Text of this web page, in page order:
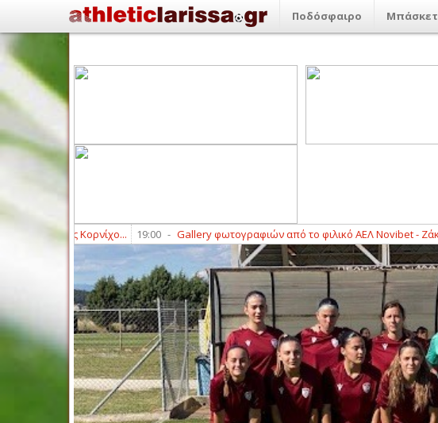
Ποδόσφαιρο Μπάσκετ
Κορνίχο... 19:00 - Gallery φωτογραφιών από το φιλικό ΑΕΛ Novibet - Ζάκυνθος